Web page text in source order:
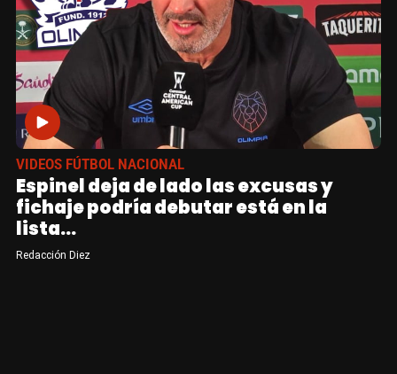
VIDEOS FÚTBOL NACIONAL
Espinel deja de lado las excusas y
fichaje podría debutar está en la
lista...
Redacción Diez